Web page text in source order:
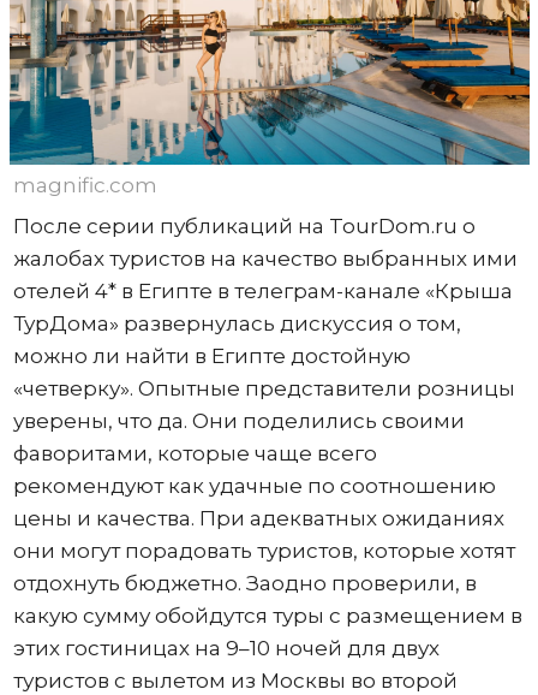
magnific.com
После серии публикаций на TourDom.ru о
жалобах туристов на качество выбранных ими
отелей 4* в Египте в телеграм-канале «Крыша
ТурДома» развернулась дискуссия о том,
можно ли найти в Египте достойную
«четверку». Опытные представители розницы
уверены, что да. Они поделились своими
фаворитами, которые чаще всего
рекомендуют как удачные по соотношению
цены и качества. При адекватных ожиданиях
они могут порадовать туристов, которые хотят
отдохнуть бюджетно. Заодно проверили, в
какую сумму обойдутся туры с размещением в
этих гостиницах на 9–10 ночей для двух
туристов с вылетом из Москвы во второй